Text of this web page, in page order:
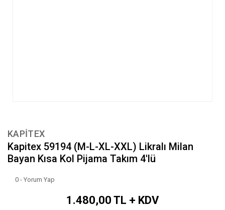
KAPİTEX
Kapitex 59194 (M-L-XL-XXL) Likralı Milan
Bayan Kısa Kol Pijama Takım 4'lü
0 - Yorum Yap
1.480,00 TL + KDV